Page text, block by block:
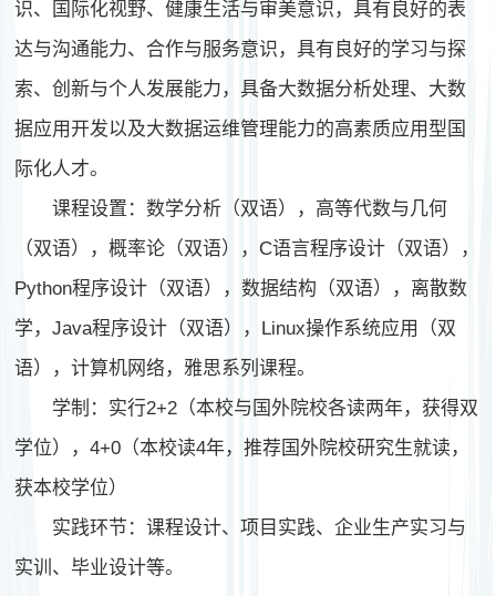
识、国际化视野、健康生活与审美意识，具有良好的表
达与沟通能力、合作与服务意识，具有良好的学习与探
索、创新与个人发展能力，具备大数据分析处理、大数
据应用开发以及大数据运维管理能力的高素质应用型国
际化人才。
课程设置：数学分析（双语），高等代数与几何
（双语），概率论（双语），C语言程序设计（双语），
Python程序设计（双语），数据结构（双语），离散数
学，Java程序设计（双语），Linux操作系统应用（双
语），计算机网络，雅思系列课程。
学制：实行2+2（本校与国外院校各读两年，获得双
学位），4+0（本校读4年，推荐国外院校研究生就读，
获本校学位）
实践环节：课程设计、项目实践、企业生产实习与
实训、毕业设计等。